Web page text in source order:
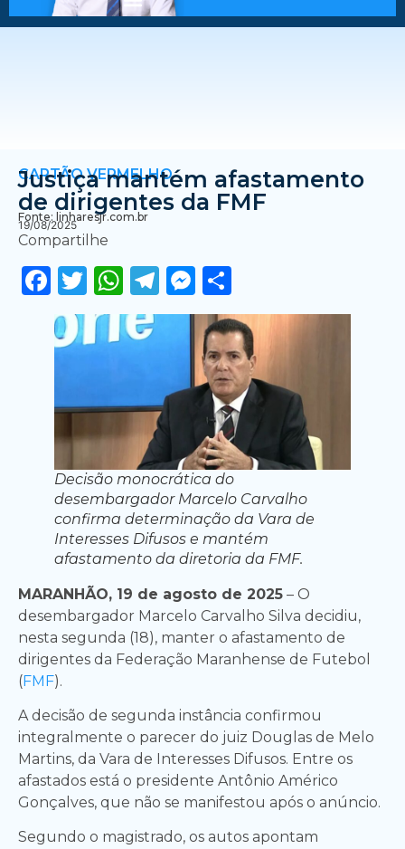
CARTÃO VERMELHO
Justiça mantém afastamento
de dirigentes da FMF
Fonte: linharesjr.com.br
19/08/2025
Compartilhe
Facebook
Twitter
WhatsApp
Telegram
Messenger
Decisão monocrática do
desembargador Marcelo Carvalho
confirma determinação da Vara de
Interesses Difusos e mantém
afastamento da diretoria da FMF.
MARANHÃO, 19 de agosto de 2025 – O
desembargador Marcelo Carvalho Silva decidiu,
nesta segunda (18), manter o afastamento de
dirigentes da Federação Maranhense de Futebol
(FMF).
A decisão de segunda instância confirmou
integralmente o parecer do juiz Douglas de Melo
Martins, da Vara de Interesses Difusos. Entre os
afastados está o presidente Antônio Américo
Gonçalves, que não se manifestou após o anúncio.
Segundo o magistrado, os autos apontam